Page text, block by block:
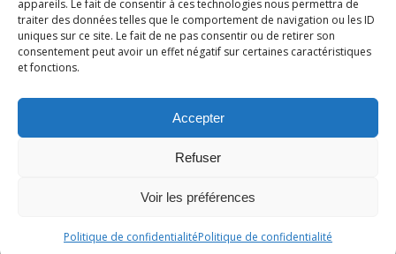
appareils. Le fait de consentir à ces technologies nous permettra de
traiter des données telles que le comportement de navigation ou les ID
uniques sur ce site. Le fait de ne pas consentir ou de retirer son
consentement peut avoir un effet négatif sur certaines caractéristiques
et fonctions.
Accepter
Refuser
Voir les préférences
Politique de confidentialitéPolitique de confidentialité
Mentions légales-Politique de confidentialité